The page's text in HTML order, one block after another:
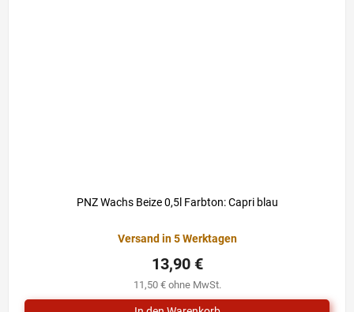
PNZ Wachs Beize 0,5l Farbton: Capri blau
Versand in 5 Werktagen
11,50 € ohne MwSt.
13,90 €